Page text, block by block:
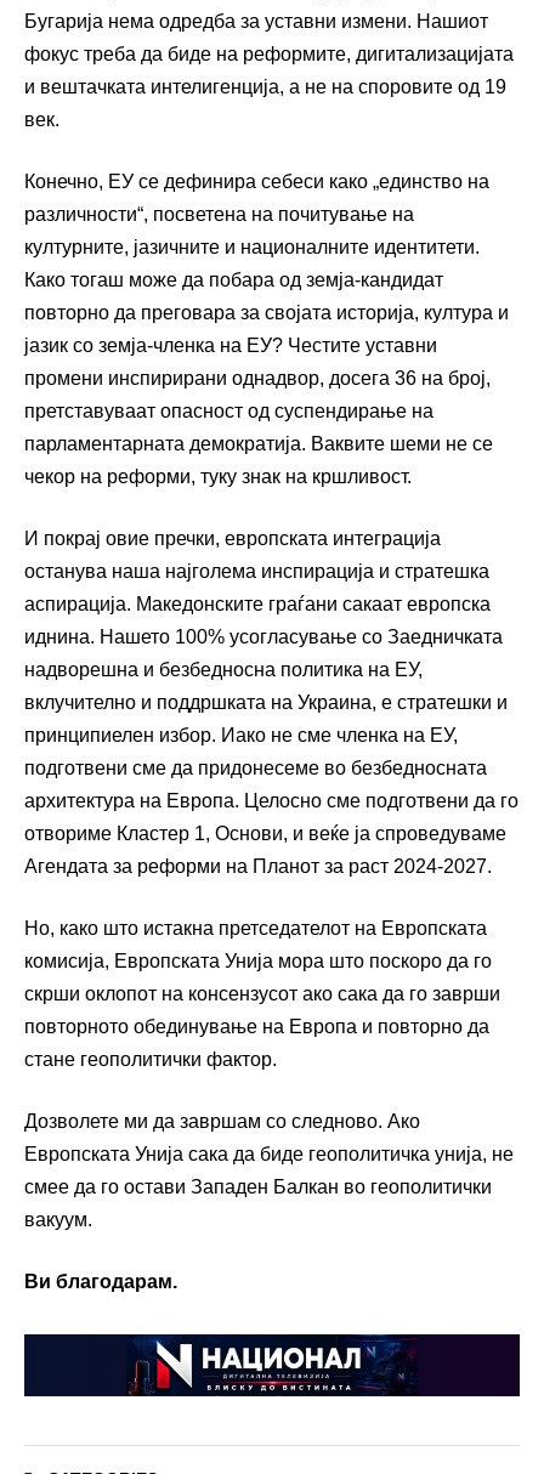
Бугарија нема одредба за уставни измени. Нашиот
фокус треба да биде на реформите, дигитализацијата
и вештачката интелигенција, а не на споровите од 19
век.
Конечно, ЕУ се дефинира себеси како „единство на
различности“, посветена на почитување на
културните, јазичните и националните идентитети.
Како тогаш може да побара од земја-кандидат
повторно да преговара за својата историја, култура и
јазик со земја-членка на ЕУ? Честите уставни
промени инспирирани однадвор, досега 36 на број,
претставуваат опасност од суспендирање на
парламентарната демократија. Ваквите шеми не се
чекор на реформи, туку знак на кршливост.
И покрај овие пречки, европската интеграција
останува наша најголема инспирација и стратешка
аспирација. Македонските граѓани сакаат европска
иднина. Нашето 100% усогласување со Заедничката
надворешна и безбедносна политика на ЕУ,
вклучително и поддршката на Украина, е стратешки и
принципиелен избор. Иако не сме членка на ЕУ,
подготвени сме да придонесеме во безбедносната
архитектура на Европа. Целосно сме подготвени да го
отвориме Кластер 1, Основи, и веќе ја спроведуваме
Агендата за реформи на Планот за раст 2024-2027.
Но, како што истакна претседателот на Европската
комисија, Европската Унија мора што поскоро да го
скрши оклопот на консензусот ако сака да го заврши
повторното обединување на Европа и повторно да
стане геополитички фактор.
Дозволете ми да завршам со следново. Ако
Европската Унија сака да биде геополитичка унија, не
смее да го остави Западен Балкан во геополитички
вакуум.
Ви благодарам.